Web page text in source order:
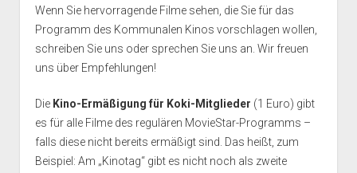
Wenn Sie hervorragende Filme sehen, die Sie für das
Programm des Kommunalen Kinos vorschlagen wollen,
schreiben Sie uns oder sprechen Sie uns an. Wir freuen
uns über Empfehlungen!
Die Kino-Ermäßigung für Koki-Mitglieder (1 Euro) gibt
es für alle Filme des regulären MovieStar-Programms –
falls diese nicht bereits ermäßigt sind. Das heißt, zum
Beispiel: Am „Kinotag“ gibt es nicht noch als zweite